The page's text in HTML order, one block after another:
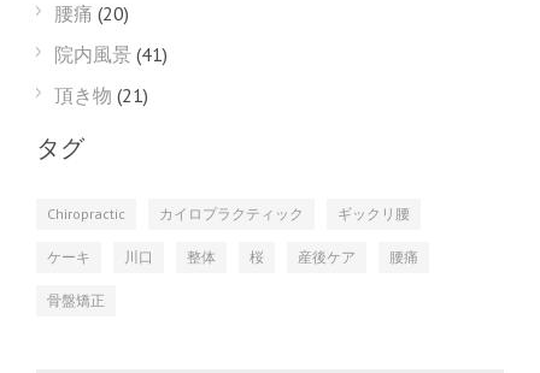
腰痛 (20)
院内風景 (41)
頂き物 (21)
タグ
Chiropractic カイロプラクティック ギックリ腰
ケーキ 川口 整体 桜 産後ケア 腰痛
骨盤矯正